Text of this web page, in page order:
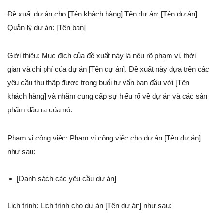
Đề xuất dự án cho [Tên khách hàng] Tên dự án: [Tên dự án]
Quản lý dự án: [Tên bạn]
Giới thiệu: Mục đích của đề xuất này là nêu rõ phạm vi, thời
gian và chi phí của dự án [Tên dự án]. Đề xuất này dựa trên các
yêu cầu thu thập được trong buổi tư vấn ban đầu với [Tên
khách hàng] và nhằm cung cấp sự hiểu rõ về dự án và các sản
phẩm đầu ra của nó.
Phạm vi công việc: Phạm vi công việc cho dự án [Tên dự án]
như sau:
[Danh sách các yêu cầu dự án]
Lịch trình: Lịch trình cho dự án [Tên dự án] như sau: